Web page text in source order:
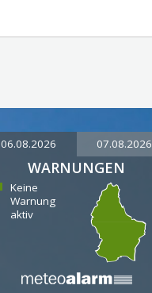
06.08.2026 07.08.2026
WARNUNGEN
Keine
Warnung
aktiv